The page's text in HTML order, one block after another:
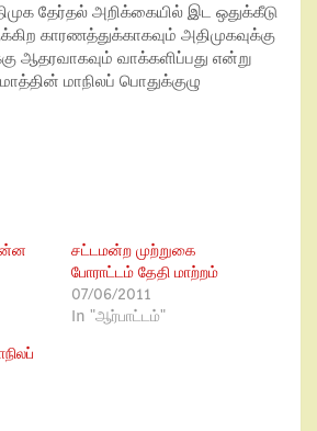
தேர்தல் அறிக்கையில் இட ஒதுக்கீடு
காரணத்துக்காகவும் அதிமுகவுக்கு
ஆதரவாகவும் வாக்களிப்பது என்று
மாநிலப் பொதுக்குழு
சட்டமன்ற முற்றுகை
போராட்டம் தேதி மாற்றம்
07/06/2011
In "ஆர்பாட்டம்"